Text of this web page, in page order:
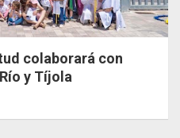
colaborará con
y Tíjola